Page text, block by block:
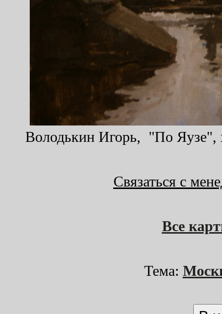
Володькин Игорь, "По Яузе",
Связаться с
Все
Тема: